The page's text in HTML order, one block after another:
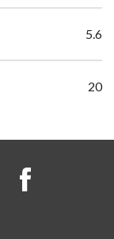
5.6
20